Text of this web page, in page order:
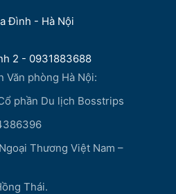
Đình - Hà Nội
2 - 0931883688
Văn phòng Hà Nội:
phần Du lịch Bosstrips
Thương Việt Nam –
Thái.